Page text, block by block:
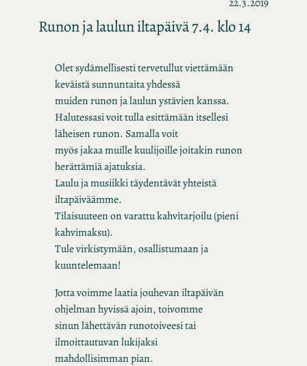
Runon ja laulun iltapäivä 7.4. klo 14
Olet sydämellisesti tervetullut viettämään
keväistä sunnuntaita yhdessä
muiden runon ja laulun ystävien kanssa.
Halutessasi voit tulla esittämään itsellesi
läheisen runon. Samalla voit
myös jakaa muille kuulijoille joitakin runon
herättämiä ajatuksia.
Laulu ja musiikki täydentävät yhteistä
iltapäiväämme.
Tilaisuuteen on varattu kahvitarjoilu (pieni
kahvimaksu).
Tule virkistymään, osallistumaan ja
kuuntelemaan!
Jotta voimme laatia jouhevan iltapäivän
ohjelman hyvissä ajoin, toivomme
sinun lähettävän runotoiveesi tai
ilmoittautuvan lukijaksi
mahdollisimman pian.